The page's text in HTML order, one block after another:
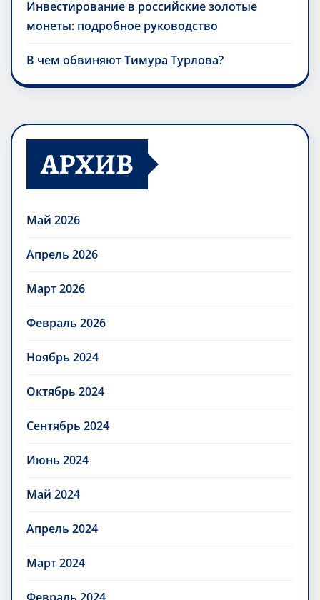
Инвестирование в российские золотые
монеты: подробное руководство
В чем обвиняют Тимура Турлова?
АРХИВ
Май 2026
Апрель 2026
Март 2026
Февраль 2026
Ноябрь 2024
Октябрь 2024
Сентябрь 2024
Июнь 2024
Май 2024
Апрель 2024
Март 2024